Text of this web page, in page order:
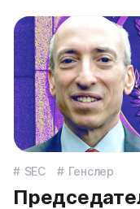
SEC Генслер